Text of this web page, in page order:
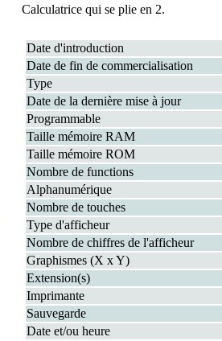
Calculatrice qui se plie en 2.
Date d'introduction
Date de fin de commercialisation
Type
Date de la dernière mise à jour
Programmable
Taille mémoire RAM
Taille mémoire ROM
Nombre de functions
Alphanumérique
Nombre de touches
Type d'afficheur
Nombre de chiffres de l'afficheur
Graphismes (X x Y)
Extension(s)
Imprimante
Sauvegarde
Date et/ou heure